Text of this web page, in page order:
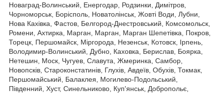
Новаград-Волинський, Енергодар, Родзинки, Димітров,
Чорноморськ, Борісполь, Новатолінськ, Жовті Води, Лубни,
Нова Кахівка, Фастов, Белгород-Днестровський, Комсомольск,
Ромени, Ахтирка, Марган, Марган, Марган Шепетівка, Покров,
Торецк, Першомайск, Міргорода, Незенськ, Котовск, Ірпень,
Володимир-Волинський, Дубно, Каховка, Берислав, Боярка,
Нетешин, Моск, Чугуев, Славута, Жмеринка, Самбор,
Новопсків, Староконстатинів, Глухів, Авдеїв, Обухів, Токмак,
Першомайський, Балаклея, Могилево-Подольський,
Південний, Хуст, Синельниково, Куп'янськ, Добропольє,